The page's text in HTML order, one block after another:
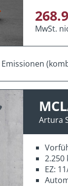
MwSt.
Emissionen
Artura
2.250
EZ: